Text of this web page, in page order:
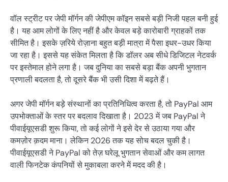
वॉल स्ट्रीट पर जेपी मॉर्गन की जेपीएम कॉइन सबसे बड़ी निजी पहल बनी हुई
है। यह आम लोगों के लिए नहीं है और केवल बड़े कारोबारी ग्राहकों तक
सीमित है। इसके ज़रिये रोज़ाना बहुत बड़ी मात्रा में पैसा इधर-उधर किया
जा रहा है। इससे यह संकेत मिलता है कि डॉलर अब सीधे डिजिटल नेटवर्क
पर इस्तेमाल होने लगा है। जब दुनिया का सबसे बड़ा बैंक अपनी भुगतान
प्रणाली बदलता है, तो दूसरे बैंक भी उसी दिशा में बढ़ते हैं।
अगर जेपी मॉर्गन बड़े संस्थानों का प्रतिनिधित्व करता है, तो PayPal आम
उपभोक्ताओं के स्तर पर बदलाव दिखाता है। 2023 में जब PayPal ने
पीवाईयूएसडी शुरू किया, तो कई लोगों ने इसे देर से उठाया गया और
कमज़ोर क़दम माना। लेकिन 2026 तक यह सोच बदल चुकी है।
पीवाईयूएसडी ने PayPal को तेज़ घरेलू भुगतान सेवाओं और कम लागत
वाली फिनटेक कंपनियों से मुकाबला करने में मदद की है।